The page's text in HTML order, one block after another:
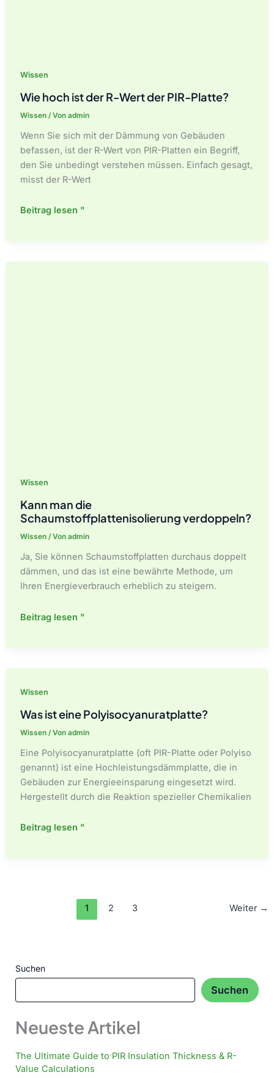
Wissen
Wie hoch ist der R-Wert der PIR-Platte?
Wissen / Vonadmin
Wenn Sie sich mit der Dämmung von Gebäuden
befassen, ist der R-Wert von PIR-Platten ein Begriff,
den Sie unbedingt verstehen müssen. Einfach gesagt,
misst der R-Wert
Wie
Beitrag lesen "
Wissen
Kann man die
Schaumstoffplattenisolierung verdoppeln?
Wissen / Vonadmin
Ja, Sie können Schaumstoffplatten durchaus doppelt
dämmen, und das ist eine bewährte Methode, um
Ihren Energieverbrauch erheblich zu steigern.
Kann
Beitrag lesen "
Wissen
Was ist eine Polyisocyanuratplatte?
Wissen / Vonadmin
Eine Polyisocyanuratplatte (oft PIR-Platte oder Polyiso
genannt) ist eine Hochleistungsdämmplatte, die in
Gebäuden zur Energieeinsparung eingesetzt wird.
Hergestellt durch die Reaktion spezieller Chemikalien
Was
Beitrag lesen "
1 2 3 Weiter →
Suchen
Suchen
Neueste Artikel
The Ultimate Guide to PIR Insulation Thickness & R-
Value Calculations